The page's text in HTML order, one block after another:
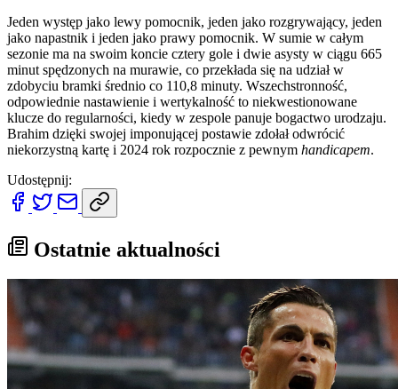
Jeden występ jako lewy pomocnik, jeden jako rozgrywający, jeden
jako napastnik i jeden jako prawy pomocnik. W sumie w całym
sezonie ma na swoim koncie cztery gole i dwie asysty w ciągu 665
minut spędzonych na murawie, co przekłada się na udział w
zdobyciu bramki średnio co 110,8 minuty. Wszechstronność,
odpowiednie nastawienie i wertykalność to niekwestionowane
klucze do regularności, kiedy w zespole panuje bogactwo urodzaju.
Brahim dzięki swojej imponującej postawie zdołał odwrócić
niekorzystną kartę i 2024 rok rozpocznie z pewnym handicapem.
Udostępnij:
Ostatnie aktualności